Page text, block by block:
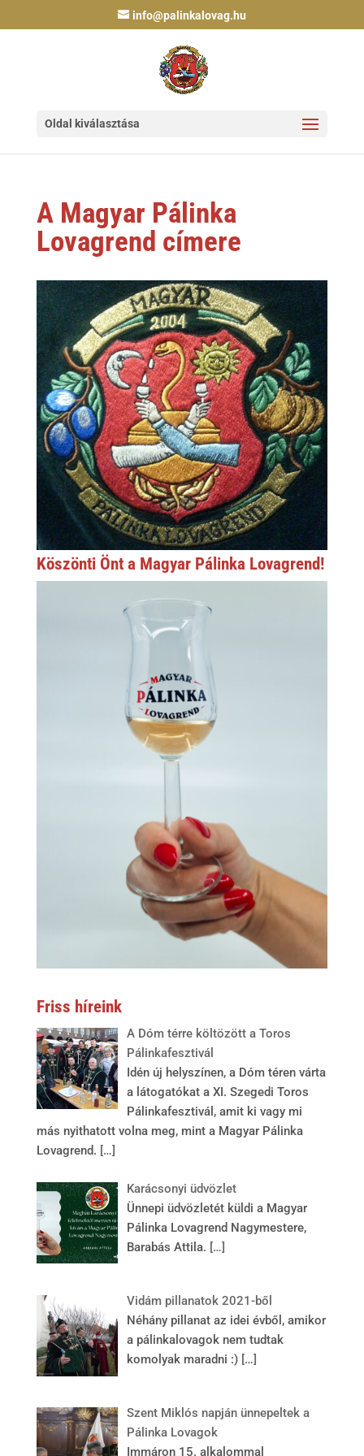
info@palinkalovag.hu
Oldal kiválasztása
A Magyar Pálinka
Lovagrend címere
Köszönti Önt a Magyar Pálinka Lovagrend!
Friss híreink
A Dóm térre költözött a Toros
Pálinkafesztivál
Idén új helyszínen, a Dóm téren várta
a látogatókat a XI. Szegedi Toros
Pálinkafesztivál, amit ki vagy mi
más nyithatott volna meg, mint a Magyar Pálinka
Lovagrend. […]
Karácsonyi üdvözlet
Ünnepi üdvözletét küldi a Magyar
Pálinka Lovagrend Nagymestere,
Barabás Attila. […]
Vidám pillanatok 2021-ből
Néhány pillanat az idei évből, amikor
a pálinkalovagok nem tudtak
komolyak maradni :) […]
Szent Miklós napján ünnepeltek a
Pálinka Lovagok
Immáron 15. alkalommal